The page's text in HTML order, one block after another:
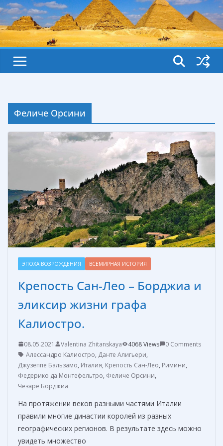
Феличе Орсини
ЭПОХА ВОЗРОЖДЕНИЯ ВСЕМИРНАЯ ИСТОРИЯ
Крепость Сан-Лео – Борджиа и
эликсир жизни графа
Калиостро.
08.05.2021 Valentina Zhitanskaya 4068 Views
0 Comments
Алессандро Калиостро, Данте Алигьери,
Джузеппе Бальзамо, Италия, Крепость Сан-Лео, Римини,
Федерико да Монтефельтро, Феличе Орсини,
Чезаре Борджиа
На протяжении веков разными частями Италии
правили многие династии королей из разных
географических регионов. В результате здесь можно
увидеть множество